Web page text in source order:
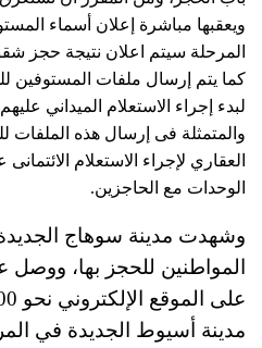
ويعقبها مباشرة إعلان أسماء
كما يتم إرسال ملفات المستوفين
لبدء إجراء الاستعلام الميداني
والمتمثلة فى إرسال هذه الملفات
العقاري لإجراء الاستعلام
الوحدات مع الحاجزين.
وشهدت مدينة سوهاج الجديدة
المواطنين للحجز بها، ووصل